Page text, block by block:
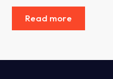
Read more